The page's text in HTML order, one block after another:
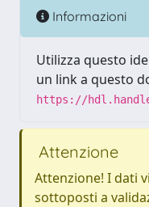
Informazioni
Utilizza questo
un link a questo
https://
Attenzione
Attenzione! I dati
sottoposti a